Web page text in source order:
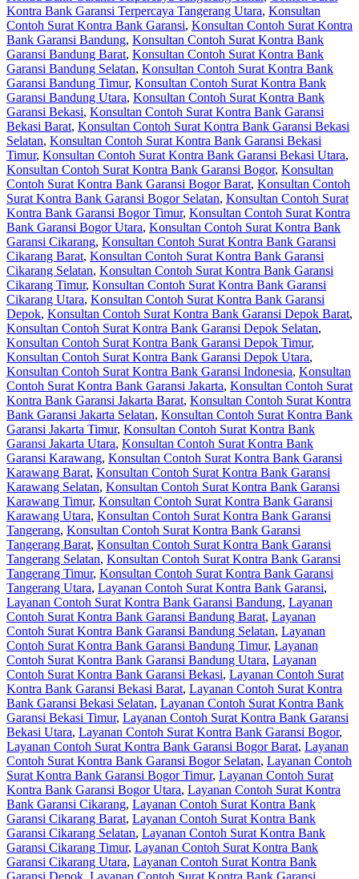
Kontra Bank Garansi Terpercaya Tangerang Utara, Konsultan
Contoh Surat Kontra Bank Garansi, Konsultan Contoh Surat Kontra
Bank Garansi Bandung, Konsultan Contoh Surat Kontra Bank
Garansi Bandung Barat, Konsultan Contoh Surat Kontra Bank
Garansi Bandung Selatan, Konsultan Contoh Surat Kontra Bank
Garansi Bandung Timur, Konsultan Contoh Surat Kontra Bank
Garansi Bandung Utara, Konsultan Contoh Surat Kontra Bank
Garansi Bekasi, Konsultan Contoh Surat Kontra Bank Garansi
Bekasi Barat, Konsultan Contoh Surat Kontra Bank Garansi Bekasi
Selatan, Konsultan Contoh Surat Kontra Bank Garansi Bekasi
Timur, Konsultan Contoh Surat Kontra Bank Garansi Bekasi Utara,
Konsultan Contoh Surat Kontra Bank Garansi Bogor, Konsultan
Contoh Surat Kontra Bank Garansi Bogor Barat, Konsultan Contoh
Surat Kontra Bank Garansi Bogor Selatan, Konsultan Contoh Surat
Kontra Bank Garansi Bogor Timur, Konsultan Contoh Surat Kontra
Bank Garansi Bogor Utara, Konsultan Contoh Surat Kontra Bank
Garansi Cikarang, Konsultan Contoh Surat Kontra Bank Garansi
Cikarang Barat, Konsultan Contoh Surat Kontra Bank Garansi
Cikarang Selatan, Konsultan Contoh Surat Kontra Bank Garansi
Cikarang Timur, Konsultan Contoh Surat Kontra Bank Garansi
Cikarang Utara, Konsultan Contoh Surat Kontra Bank Garansi
Depok, Konsultan Contoh Surat Kontra Bank Garansi Depok Barat,
Konsultan Contoh Surat Kontra Bank Garansi Depok Selatan,
Konsultan Contoh Surat Kontra Bank Garansi Depok Timur,
Konsultan Contoh Surat Kontra Bank Garansi Depok Utara,
Konsultan Contoh Surat Kontra Bank Garansi Indonesia, Konsultan
Contoh Surat Kontra Bank Garansi Jakarta, Konsultan Contoh Surat
Kontra Bank Garansi Jakarta Barat, Konsultan Contoh Surat Kontra
Bank Garansi Jakarta Selatan, Konsultan Contoh Surat Kontra Bank
Garansi Jakarta Timur, Konsultan Contoh Surat Kontra Bank
Garansi Jakarta Utara, Konsultan Contoh Surat Kontra Bank
Garansi Karawang, Konsultan Contoh Surat Kontra Bank Garansi
Karawang Barat, Konsultan Contoh Surat Kontra Bank Garansi
Karawang Selatan, Konsultan Contoh Surat Kontra Bank Garansi
Karawang Timur, Konsultan Contoh Surat Kontra Bank Garansi
Karawang Utara, Konsultan Contoh Surat Kontra Bank Garansi
Tangerang, Konsultan Contoh Surat Kontra Bank Garansi
Tangerang Barat, Konsultan Contoh Surat Kontra Bank Garansi
Tangerang Selatan, Konsultan Contoh Surat Kontra Bank Garansi
Tangerang Timur, Konsultan Contoh Surat Kontra Bank Garansi
Tangerang Utara, Layanan Contoh Surat Kontra Bank Garansi,
Layanan Contoh Surat Kontra Bank Garansi Bandung, Layanan
Contoh Surat Kontra Bank Garansi Bandung Barat, Layanan
Contoh Surat Kontra Bank Garansi Bandung Selatan, Layanan
Contoh Surat Kontra Bank Garansi Bandung Timur, Layanan
Contoh Surat Kontra Bank Garansi Bandung Utara, Layanan
Contoh Surat Kontra Bank Garansi Bekasi, Layanan Contoh Surat
Kontra Bank Garansi Bekasi Barat, Layanan Contoh Surat Kontra
Bank Garansi Bekasi Selatan, Layanan Contoh Surat Kontra Bank
Garansi Bekasi Timur, Layanan Contoh Surat Kontra Bank Garansi
Bekasi Utara, Layanan Contoh Surat Kontra Bank Garansi Bogor,
Layanan Contoh Surat Kontra Bank Garansi Bogor Barat, Layanan
Contoh Surat Kontra Bank Garansi Bogor Selatan, Layanan Contoh
Surat Kontra Bank Garansi Bogor Timur, Layanan Contoh Surat
Kontra Bank Garansi Bogor Utara, Layanan Contoh Surat Kontra
Bank Garansi Cikarang, Layanan Contoh Surat Kontra Bank
Garansi Cikarang Barat, Layanan Contoh Surat Kontra Bank
Garansi Cikarang Selatan, Layanan Contoh Surat Kontra Bank
Garansi Cikarang Timur, Layanan Contoh Surat Kontra Bank
Garansi Cikarang Utara, Layanan Contoh Surat Kontra Bank
Garansi Depok, Layanan Contoh Surat Kontra Bank Garansi